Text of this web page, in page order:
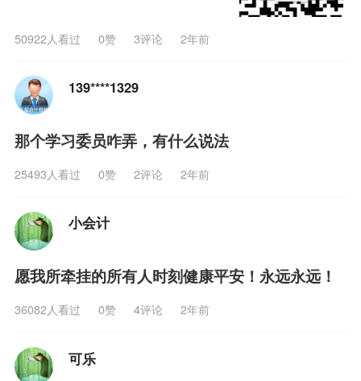
50922人看过 0赞 3评论 2年前
139****1329
那个学习委员咋弄，有什么说法
25493人看过 0赞 2评论 2年前
小会计
愿我所牵挂的所有人时刻健康平安！永远永远！
36082人看过 0赞 4评论 2年前
可乐